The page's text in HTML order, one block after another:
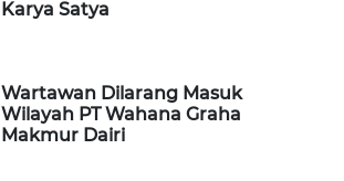
Karya Satya
Wartawan Dilarang Masuk
Wilayah PT Wahana Graha
Makmur Dairi